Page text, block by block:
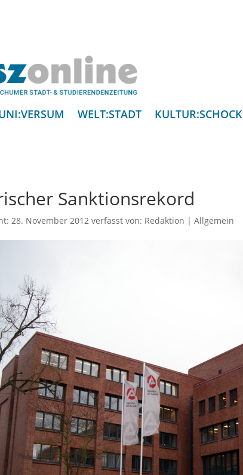
WELT:STADT KULTUR:SCHOCK
Sanktionsrekord
28. November 2012 verfasst von: Redaktion |Allgemein